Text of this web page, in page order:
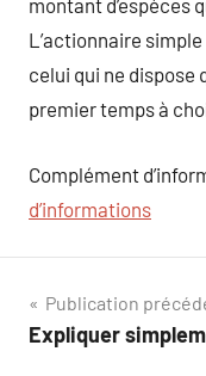
montant d’espèces
L’actionnaire
celui qui ne dispose
premier temps à
Complément
d’informations
Navigation
de
Publication
Expliquer